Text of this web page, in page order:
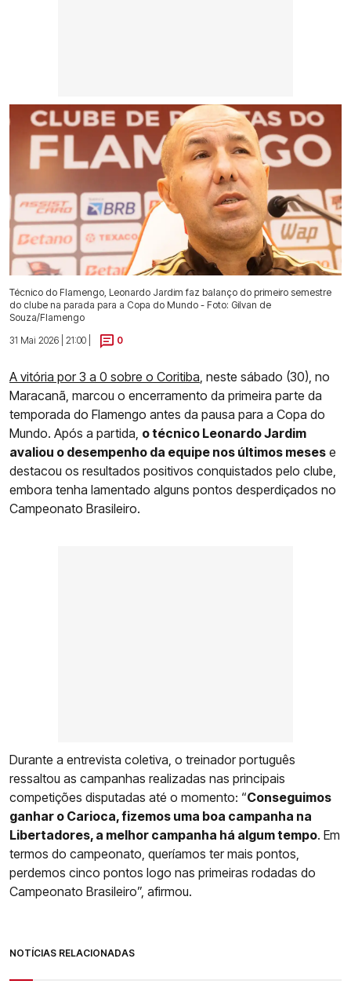
Técnico do Flamengo, Leonardo Jardim faz balanço do primeiro semestre
do clube na parada para a Copa do Mundo - Foto: Gilvan de
Souza/Flamengo
31 Mai 2026 | 21:00 |
0
A vitória por 3 a 0 sobre o Coritiba , neste sábado (30), no
Maracanã, marcou o encerramento da primeira parte da
temporada do Flamengo antes da pausa para a Copa do
Mundo. Após a partida, o técnico Leonardo Jardim
avaliou o desempenho da equipe nos últimos meses e
destacou os resultados positivos conquistados pelo clube,
embora tenha lamentado alguns pontos desperdiçados no
Campeonato Brasileiro.
Durante a entrevista coletiva, o treinador português
ressaltou as campanhas realizadas nas principais
competições disputadas até o momento: “Conseguimos
ganhar o Carioca, fizemos uma boa campanha na
Libertadores, a melhor campanha há algum tempo. Em
termos do campeonato, queríamos ter mais pontos,
perdemos cinco pontos logo nas primeiras rodadas do
Campeonato Brasileiro”, afirmou.
NOTÍCIAS RELACIONADAS